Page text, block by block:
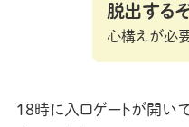
脱出するぞ
心構えが必要
18時に入口ゲートが開い